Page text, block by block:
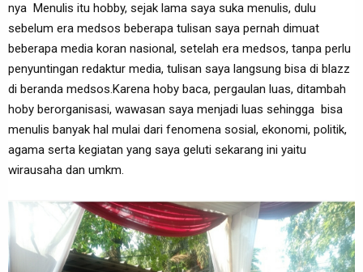
nya Menulis itu hobby, sejak lama saya suka menulis, dulu
sebelum era medsos beberapa tulisan saya pernah dimuat
beberapa media koran nasional, setelah era medsos, tanpa perlu
penyuntingan redaktur media, tulisan saya langsung bisa di blazz
di beranda medsos.Karena hoby baca, pergaulan luas, ditambah
hoby berorganisasi, wawasan saya menjadi luas sehingga bisa
menulis banyak hal mulai dari fenomena sosial, ekonomi, politik,
agama serta kegiatan yang saya geluti sekarang ini yaitu
wirausaha dan umkm.